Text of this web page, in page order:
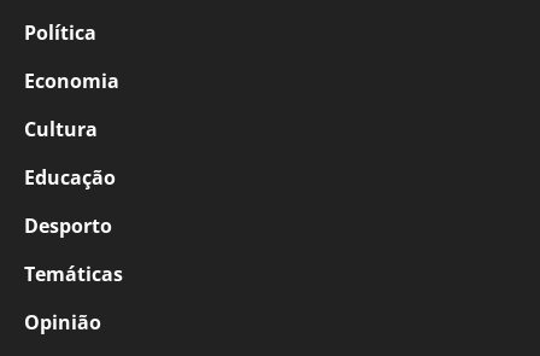
Política
Economia
Cultura
Educação
Desporto
Temáticas
Opinião